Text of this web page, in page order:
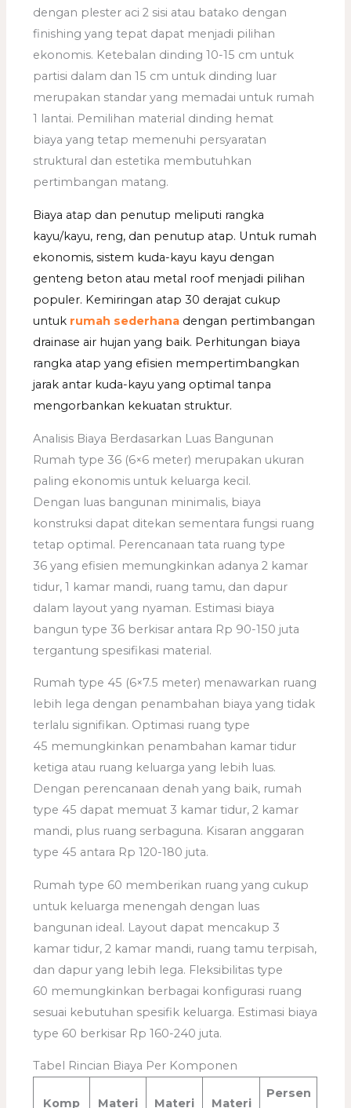
dengan plester aci 2 sisi atau batako dengan
finishing yang tepat dapat menjadi pilihan
ekonomis. Ketebalan dinding 10-15 cm untuk
partisi dalam dan 15 cm untuk dinding luar
merupakan standar yang memadai untuk rumah
1 lantai. Pemilihan material dinding hemat
biaya yang tetap memenuhi persyaratan
struktural dan estetika membutuhkan
pertimbangan matang.
Biaya atap dan penutup meliputi rangka
kayu/kayu, reng, dan penutup atap. Untuk rumah
ekonomis, sistem kuda-kayu kayu dengan
genteng beton atau metal roof menjadi pilihan
populer. Kemiringan atap 30 derajat cukup
untuk rumah sederhana dengan pertimbangan
drainase air hujan yang baik. Perhitungan biaya
rangka atap yang efisien mempertimbangkan
jarak antar kuda-kayu yang optimal tanpa
mengorbankan kekuatan struktur.
Analisis Biaya Berdasarkan Luas Bangunan
Rumah type 36 (6×6 meter) merupakan ukuran
paling ekonomis untuk keluarga kecil.
Dengan luas bangunan minimalis, biaya
konstruksi dapat ditekan sementara fungsi ruang
tetap optimal. Perencanaan tata ruang type
36 yang efisien memungkinkan adanya 2 kamar
tidur, 1 kamar mandi, ruang tamu, dan dapur
dalam layout yang nyaman. Estimasi biaya
bangun type 36 berkisar antara Rp 90-150 juta
tergantung spesifikasi material.
Rumah type 45 (6×7.5 meter) menawarkan ruang
lebih lega dengan penambahan biaya yang tidak
terlalu signifikan. Optimasi ruang type
45 memungkinkan penambahan kamar tidur
ketiga atau ruang keluarga yang lebih luas.
Dengan perencanaan denah yang baik, rumah
type 45 dapat memuat 3 kamar tidur, 2 kamar
mandi, plus ruang serbaguna. Kisaran anggaran
type 45 antara Rp 120-180 juta.
Rumah type 60 memberikan ruang yang cukup
untuk keluarga menengah dengan luas
bangunan ideal. Layout dapat mencakup 3
kamar tidur, 2 kamar mandi, ruang tamu terpisah,
dan dapur yang lebih lega. Fleksibilitas type
60 memungkinkan berbagai konfigurasi ruang
sesuai kebutuhan spesifik keluarga. Estimasi biaya
type 60 berkisar Rp 160-240 juta.
Tabel Rincian Biaya Per Komponen
Komp Materi Materi Materi
Persen